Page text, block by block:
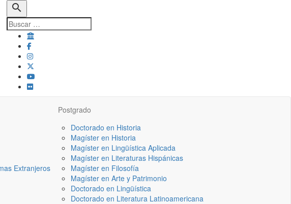
search
Extranjeros
Postgrado
Doctorado en Historia
Magíster en Historia
Magíster en Lingüística Aplicada
Magíster en Literaturas Hispánicas
Magíster en Filosofía
Magíster en Arte y Patrimonio
Doctorado en Lingüística
Doctorado en Literatura Latinoamericana